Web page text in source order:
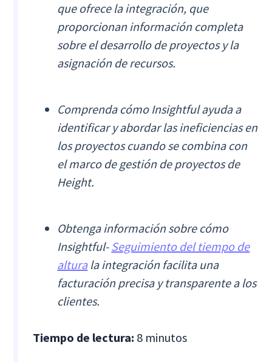
que ofrece la integración, que
proporcionan información completa
sobre el desarrollo de proyectos y la
asignación de recursos.
Comprenda cómo Insightful ayuda a
identificar y abordar las ineficiencias en
los proyectos cuando se combina con
el marco de gestión de proyectos de
Height.
Obtenga información sobre cómo
Insightful-Seguimiento del tiempo de
alturala integración facilita una
facturación precisa y transparente a los
clientes.
Tiempo de lectura: 8 minutos